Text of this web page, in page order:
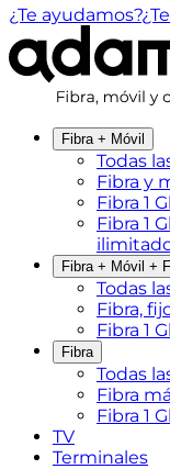
¿Te ayudamos?
Fibra + Móvil
Todas
Fibra y
Fibra 1
Fibra 1
Fibra + Móvil +
Todas
Fibra,
Fibra 1
Fibra
Todas
Fibra
Fibra 1
TV
Terminales